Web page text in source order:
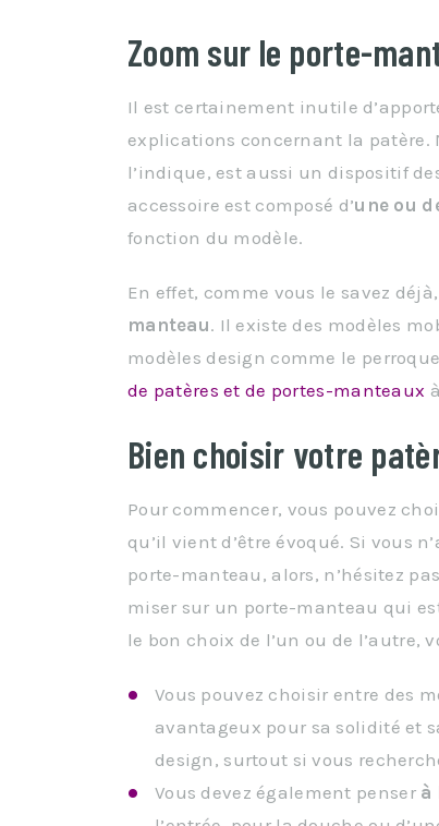
Zoom sur le porte-
Il est certainement inutile
explications concernant la patère.
l’indique, est aussi un dispositif
accessoire est composé d’une ou
fonction du modèle.
En effet, comme vous le savez
manteau. Il existe des modèles
modèles design comme le
de patères et de portes-manteaux
Bien choisir votre
Pour commencer, vous pouvez
qu’il vient d’être évoqué. Si vous
porte-manteau, alors, n’hésitez
miser sur un porte-manteau qui
le bon choix de l’un ou de l’autre,
Vous pouvez choisir entre des
avantageux pour sa solidité et
design, surtout si vous
Vous devez également penser à